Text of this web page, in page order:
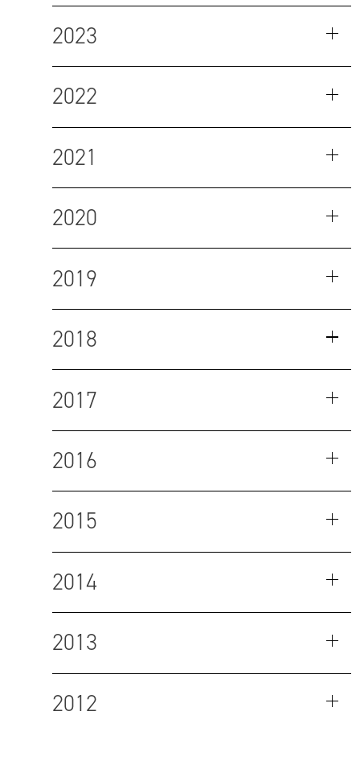
2023
2022
2021
2020
2019
2018
2017
2016
2015
2014
2013
2012